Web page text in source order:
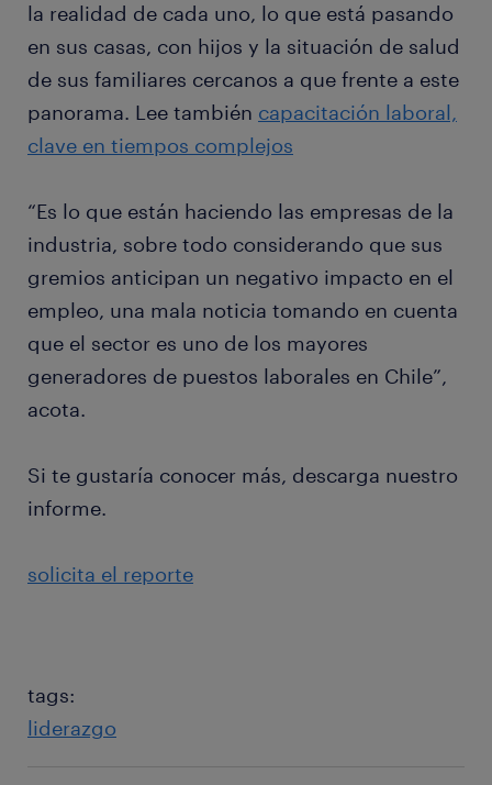
la realidad de cada uno, lo que está pasando
en sus casas, con hijos y la situación de salud
de sus familiares cercanos a que frente a este
panorama. Lee también capacitación laboral,
clave en tiempos complejos
“Es lo que están haciendo las empresas de la
industria, sobre todo considerando que sus
gremios anticipan un negativo impacto en el
empleo, una mala noticia tomando en cuenta
que el sector es uno de los mayores
generadores de puestos laborales en Chile”,
acota.
Si te gustaría conocer más, descarga nuestro
informe.
solicita el reporte
tags:
liderazgo